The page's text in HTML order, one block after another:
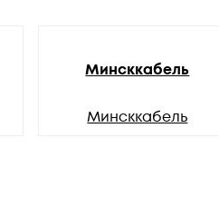
Минсккабель
Минсккабель